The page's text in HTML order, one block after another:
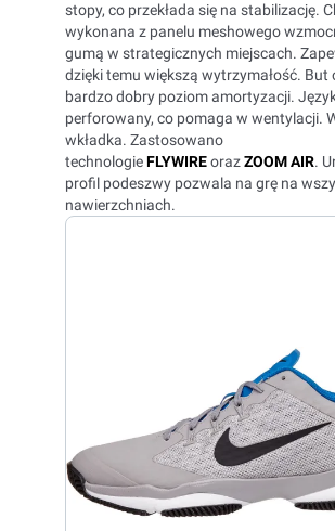
stopy, co przekłada się na stabilizację.
wykonana z panelu meshowego
gumą w strategicznych miejscach.
dzięki temu większą wytrzymałość. But
bardzo dobry poziom amortyzacji.
perforowany, co pomaga w wentylacji.
wkładka. Zastosowano
technologieFLYWIREorazZOOM AIR.
profil podeszwy pozwala na grę na
nawierzchniach.